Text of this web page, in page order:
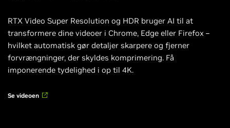
RTX Video Super Resolution og HDR bruger AI til at
transformere dine videoer i Chrome, Edge eller Firefox –
hvilket automatisk gør detaljer skarpere og fjerner
forvrængninger, der skyldes komprimering. Få
imponerende tydelighed i op til 4K.
Se videoen